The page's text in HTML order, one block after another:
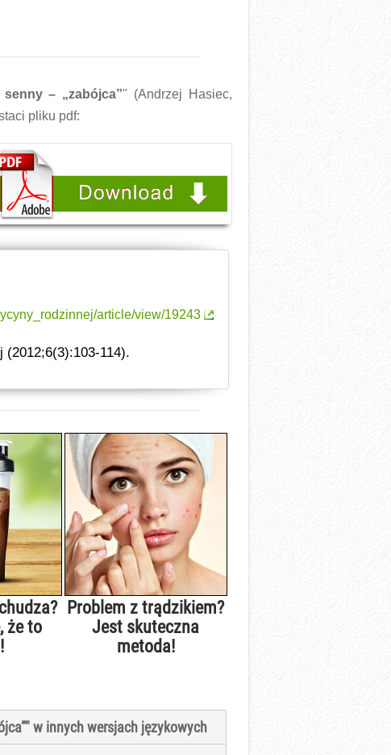
– „zabójca”" (Andrzej Hasiec,
pliku pdf:
article/view/19243
(2012;6(3):103-114).
że to
Problem z trądzikiem?
Jest skuteczna
metoda!
w innych wersjach językowych